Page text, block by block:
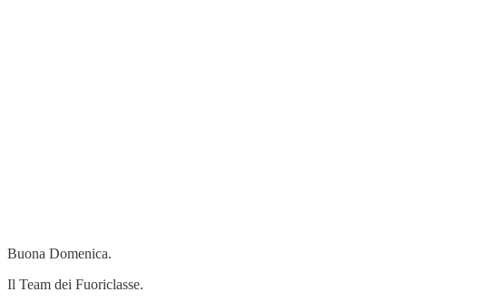
Buona Domenica.
Il Team dei Fuoriclasse.